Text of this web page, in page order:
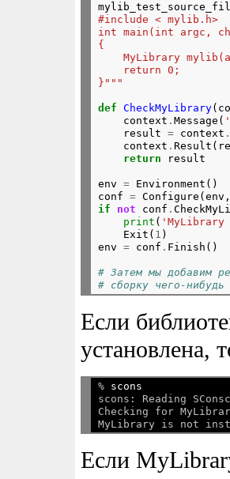
#include < mylib.h>
int main(int argc,
{
MyLibrary
    return 0;
} """
def CheckMyLibrary
    context
. Message(
    result
= context .
    context
.
return
env = Environment()
conf =
if
not conf .
print (
    Exit(
1 )
env = conf . Finish()
# Затем мы добавим
# сборку чего-
Если
установлена,
% scons
scons: Reading
Checking for
Если